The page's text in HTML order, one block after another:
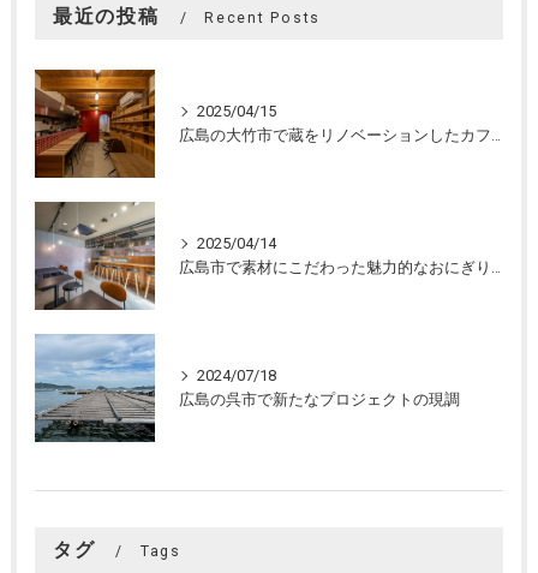
最近の投稿 Recent Posts
2025/04/15
2025/04/14
2024/07/18
広島の呉市で新たなプロジェクトの現調
タグ Tags